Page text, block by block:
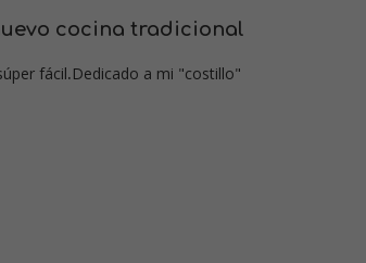
cocina tradicional
fácil.Dedicado a mi "costillo"